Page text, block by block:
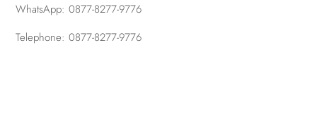
WhatsApp:0877-8277-9776
Telephone:0877-8277-9776